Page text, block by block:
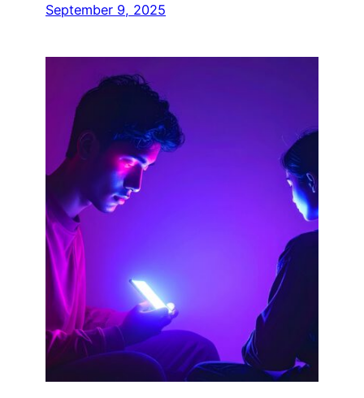
September 9, 2025